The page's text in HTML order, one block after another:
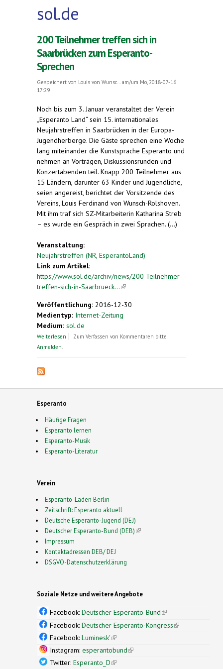
sol.de
200 Teilnehmer treffen sich in
Saarbrücken zum Esperanto-
Sprechen
Gespeichert von Louis von Wunsc...
am/um Mo, 2018-07-16
17:29
Noch bis zum 3. Januar veranstaltet der Verein
„Esperanto Land“ sein 15. internationales
Neujahrstreffen in Saarbrücken in der Europa-
Jugendherberge. Die Gäste sprechen eine Woche
lang miteinander die Kunstsprache Esperanto und
nehmen an Vorträgen, Diskussionsrunden und
Konzertabenden teil. Knapp 200 Teilnehmer aus
15 Ländern, darunter 63 Kinder und Jugendliche,
seien angereist, berichtet der Vorsitzende des
Vereins, Louis Ferdinand von Wunsch-Rolshoven.
Mit ihm traf sich SZ-Mitarbeiterin Katharina Streb
– es wurde ein Gespräch in zwei Sprachen. (...)
Veranstaltung:
Neujahrstreffen (NR, EsperantoLand)
Link zum Artikel:
https://www.sol.de/archiv/news/200-Teilnehmer-
treffen-sich-in-Saarbrueck...(link is external)
Veröffentlichung: 2016-12-30
Medientyp: Internet-Zeitung
Medium: sol.de
Weiterlesen über 200 Teilnehmer treffen sich in Saarbrücken
Zum Verfassen von Kommentaren bitte
Anmelden
Esperanto
Häufige Fragen
Esperanto lernen
Esperanto-Musik
Esperanto-Literatur
Verein
Esperanto-Laden Berlin
Zeitschrift: Esperanto aktuell
Deutsche Esperanto-Jugend (DEJ)
Deutscher Esperanto-Bund (DEB)(link is external)
Impressum
Kontaktadressen DEB/ DEJ
DSGVO-Datenschutzerklärung
Soziale Netze und weitere Angebote
Facebook: Deutscher Esperanto-Bund(link is
external)
Facebook: Deutscher Esperanto-Kongress(link is
Facebook: Luminesk'(link is external)
Instagram: esperantobund(link is external)
Twitter: Esperanto_D(link is external)